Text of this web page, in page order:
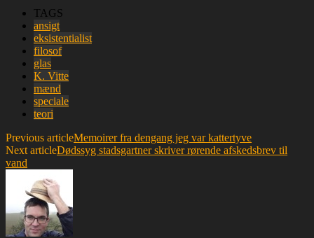
TAGS
ansigt
eksistentialist
filosof
glas
K. Vitte
mænd
speciale
teori
Previous articleMemoirer fra dengang jeg var kattertyve
Next articleDødssyg stadsgartner skriver rørende afskedsbrev til
vand